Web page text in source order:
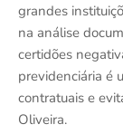
grandes
na análise
certidões
previdenciária é
contratuais e
Oliveira.